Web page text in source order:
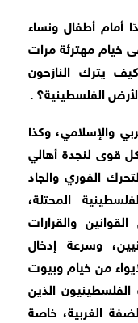
أمام أطفال ونساء
خيام مهترئة مرات
يترك النازحون
الفلسطينية؟ .
والإسلامي، وكذا
قوى لنجدة أهالي
الفوري والجاد
المحتلة،
والقرارات
وسرعة إدخال
من خيام وبيوت
الفلسطينيون الذين
الغربية، خاصة